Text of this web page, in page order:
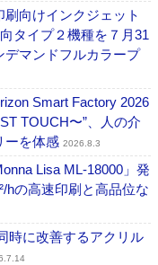
向けインクジェット
タイプ２機種を７月31
デマンドフルカラープ
Smart Factory 2026
TOUCH〜”、人の介
ーを体感 2026.8.3
Lisa ML-18000」発
の高速印刷と高品位な
時に改善するアクリル